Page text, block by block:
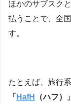
ほかのサブスク
払うことで、全
す。
たとえば、旅行
「 HafH （ハフ）」